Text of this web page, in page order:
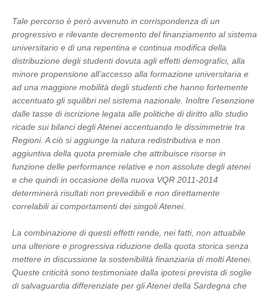
Tale percorso è però avvenuto in corrispondenza di un
progressivo e rilevante decremento del finanziamento al sistema
universitario e di una repentina e continua modifica della
distribuzione degli studenti dovuta agli effetti demografici, alla
minore propensione all’accesso alla formazione universitaria e
ad una maggiore mobilità degli studenti che hanno fortemente
accentuato gli squilibri nel sistema nazionale. Inoltre l’esenzione
dalle tasse di iscrizione legata alle politiche di diritto allo studio
ricade sui bilanci degli Atenei accentuando le dissimmetrie tra
Regioni. A ciò si aggiunge la natura redistributiva e non
aggiuntiva della quota premiale che attribuisce risorse in
funzione delle performance relative e non assolute degli atenei
e che quindi in occasione della nuova VQR 2011-2014
determinerà risultati non prevedibili e non direttamente
correlabili ai comportamenti dei singoli Atenei.
La combinazione di questi effetti rende, nei fatti, non attuabile
una ulteriore e progressiva riduzione della quota storica senza
mettere in discussione la sostenibilità finanziaria di molti Atenei.
Queste criticità sono testimoniate dalla ipotesi prevista di soglie
di salvaguardia differenziate per gli Atenei della Sardegna che